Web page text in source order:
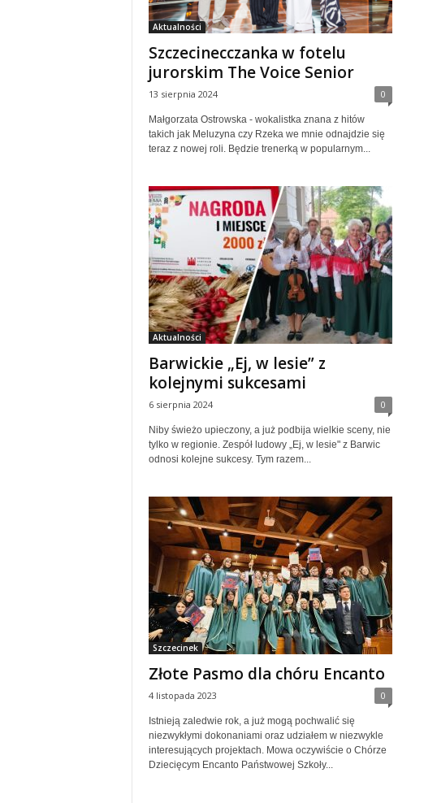
Aktualności
Szczecinecczanka w fotelu
jurorskim The Voice Senior
13 sierpnia 2024 0
Małgorzata Ostrowska - wokalistka znana z hitów
takich jak Meluzyna czy Rzeka we mnie odnajdzie się
teraz z nowej roli. Będzie trenerką w popularnym...
Aktualności
Barwickie „Ej, w lesie” z
kolejnymi sukcesami
6 sierpnia 2024 0
Niby świeżo upieczony, a już podbija wielkie sceny, nie
tylko w regionie. Zespół ludowy „Ej, w lesie" z Barwic
odnosi kolejne sukcesy. Tym razem...
Szczecinek
Złote Pasmo dla chóru Encanto
4 listopada 2023 0
Istnieją zaledwie rok, a już mogą pochwalić się
niezwykłymi dokonaniami oraz udziałem w niezwykle
interesujących projektach. Mowa oczywiście o Chórze
Dziecięcym Encanto Państwowej Szkoły...